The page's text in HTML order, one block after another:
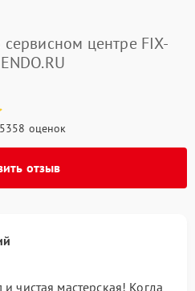
центре FIX-
5358 оценок
отзыв
чистая мастерская! Когда